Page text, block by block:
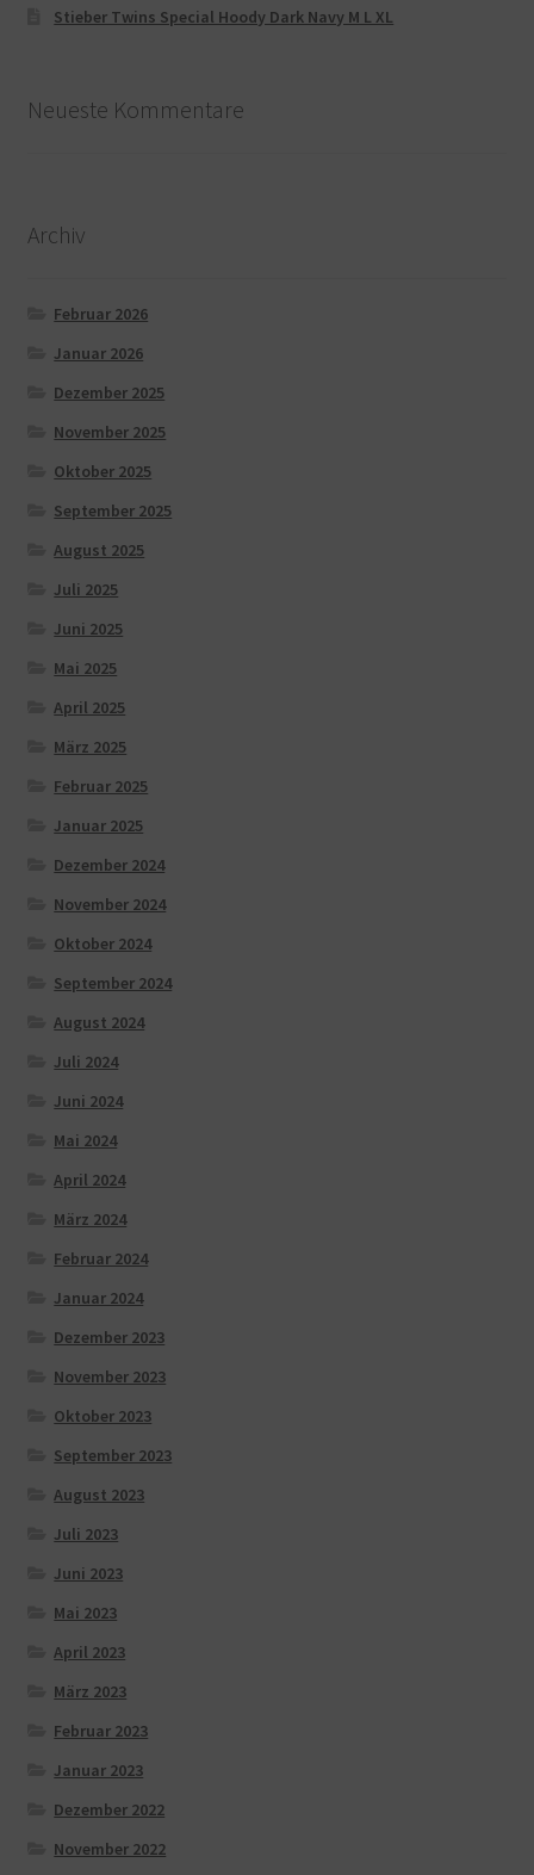
Stieber Twins Special Hoody Dark Navy M L XL
Neueste Kommentare
Archiv
Februar 2026
Januar 2026
Dezember 2025
November 2025
Oktober 2025
September 2025
August 2025
Juli 2025
Juni 2025
Mai 2025
April 2025
März 2025
Februar 2025
Januar 2025
Dezember 2024
November 2024
Oktober 2024
September 2024
August 2024
Juli 2024
Juni 2024
Mai 2024
April 2024
März 2024
Februar 2024
Januar 2024
Dezember 2023
November 2023
Oktober 2023
September 2023
August 2023
Juli 2023
Juni 2023
Mai 2023
April 2023
März 2023
Februar 2023
Januar 2023
Dezember 2022
November 2022